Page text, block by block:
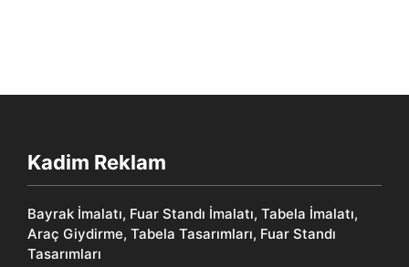
Kadim Reklam
Bayrak İmalatı, Fuar Standı İmalatı, Tabela İmalatı,
Araç Giydirme, Tabela Tasarımları, Fuar Standı
Tasarımları